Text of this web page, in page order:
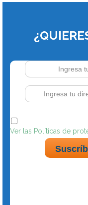
Ver las Políticas de